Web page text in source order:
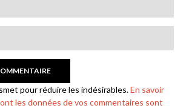
pour réduire les indésirables.En savoir
les données de vos commentaires sont